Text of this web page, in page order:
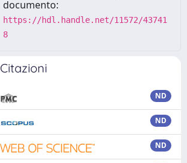
documento:
https://hdl.handle.net/11572/43741
8
Citazioni
ND
ND
ND